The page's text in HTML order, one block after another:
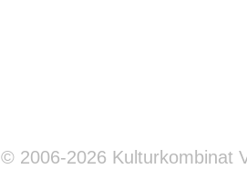
© 2006-2026